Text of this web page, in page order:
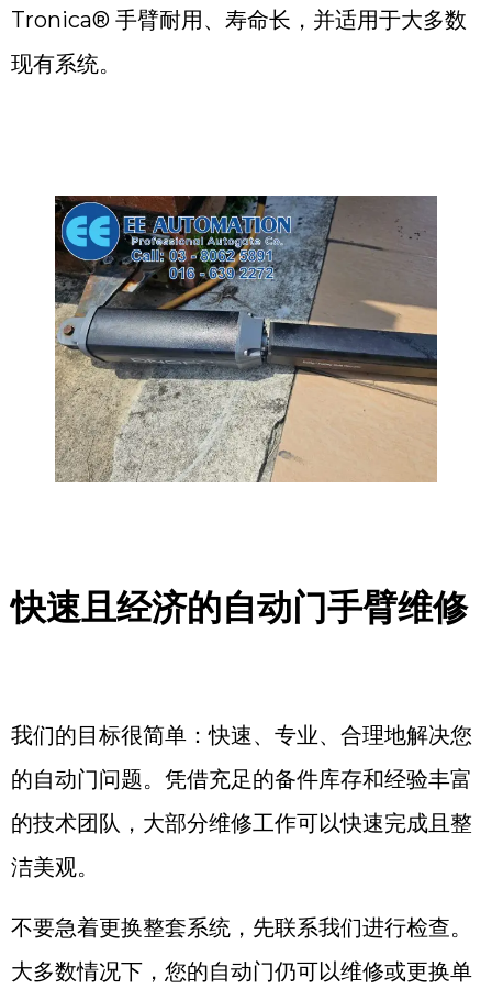
Tronica® 手臂耐用、寿命长，并适用于大多数
现有系统。
快速且经济的自动门手臂维修
我们的目标很简单：快速、专业、合理地解决您
的自动门问题。凭借充足的备件库存和经验丰富
的技术团队，大部分维修工作可以快速完成且整
洁美观。
不要急着更换整套系统，先联系我们进行检查。
大多数情况下，您的自动门仍可以维修或更换单